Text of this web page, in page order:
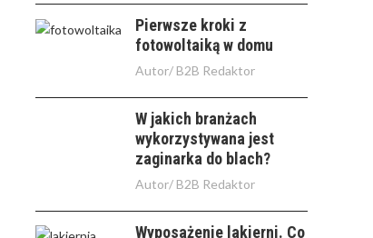
Pierwsze kroki z
fotowoltaiką w domu
Autor/ B2B Redaktor
W jakich branżach
wykorzystywana jest
zaginarka do blach?
Autor/ B2B Redaktor
Wyposażenie lakierni. Co